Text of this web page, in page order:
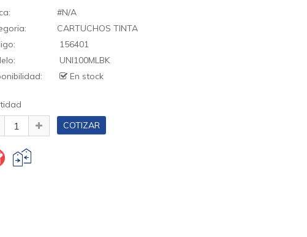
#N/A
CARTUCHOS TINTA
156401
UNI100MLBK
En stock